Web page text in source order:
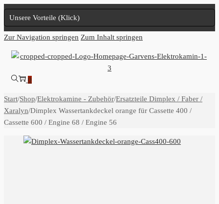
Unsere Vorteile (Klick)
Zur Navigation springen Zum Inhalt springen
0
Start/Shop/Elektrokamine - Zubehör/Ersatzteile Dimplex / Faber /
Xaralyn/Dimplex Wassertankdeckel orange für Cassette 400 /
Cassette 600 / Engine 68 / Engine 56